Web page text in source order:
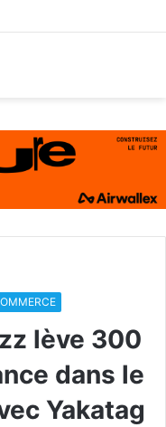
lève 300
dans le
Yakatag